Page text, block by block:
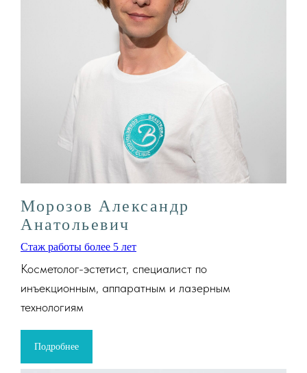
Морозов Александр
Анатольевич
Стаж работы более 5 лет
Косметолог-эстетист, специалист по
инъекционным, аппаратным и лазерным
технологиям
Подробнее